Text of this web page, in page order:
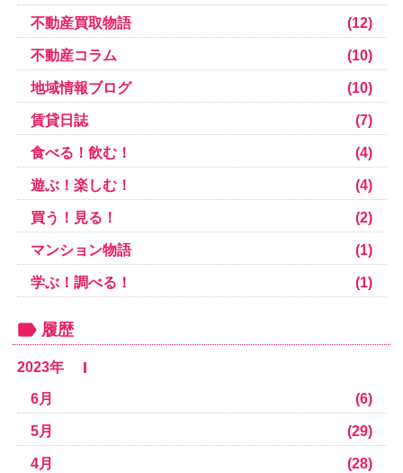
不動産買取物語 (12)
不動産コラム (10)
地域情報ブログ (10)
賃貸日誌 (7)
食べる！飲む！ (4)
遊ぶ！楽しむ！ (4)
買う！見る！ (2)
マンション物語 (1)
学ぶ！調べる！ (1)
履歴
2023年
6月 (6)
5月 (29)
4月 (28)